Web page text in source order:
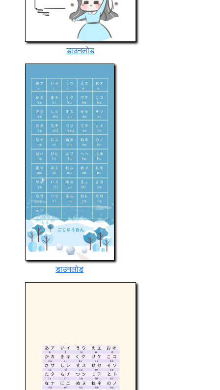
डाउनलोड
डाउनलोड